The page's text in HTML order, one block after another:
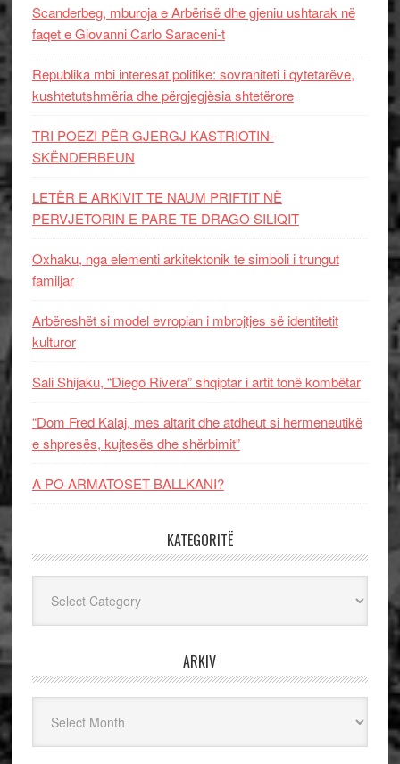
Scanderbeg, mburoja e Arbërisë dhe gjeniu ushtarak në
faqet e Giovanni Carlo Saraceni-t
Republika mbi interesat politike: sovraniteti i qytetarëve,
kushtetutshmëria dhe përgjegjësia shtetërore
TRI POEZI PËR GJERGJ KASTRIOTIN-
SKËNDERBEUN
LETËR E ARKIVIT TE NAUM PRIFTIT NË
PERVJETORIN E PARE TE DRAGO SILIQIT
Oxhaku, nga elementi arkitektonik te simboli i trungut
familjar
Arbëreshët si model evropian i mbrojtjes së identitetit
kulturor
Sali Shijaku, “Diego Rivera” shqiptar i artit tonë kombëtar
“Dom Fred Kalaj, mes altarit dhe atdheut si hermeneutikë
e shpresës, kujtesës dhe shërbimit”
A PO ARMATOSET BALLKANI?
KATEGORITË
ARKIV